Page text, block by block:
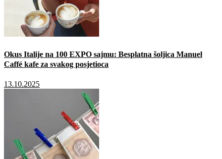
Okus Italije na 100 EXPO sajmu: Besplatna šoljica Manuel
Caffé kafe za svakog posjetioca
13.10.2025